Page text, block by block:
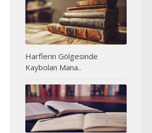
Harflerin Gölgesinde
Kaybolan Mana..